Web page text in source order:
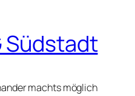
Südstadt
machts möglich